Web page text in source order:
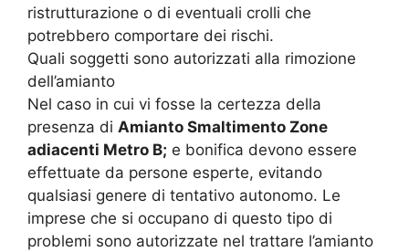
ristrutturazione o di eventuali crolli che
potrebbero comportare dei rischi.
Quali soggetti sono autorizzati alla rimozione
dell’amianto
Nel caso in cui vi fosse la certezza della
presenza di Amianto Smaltimento Zone
adiacenti Metro B; e bonifica devono essere
effettuate da persone esperte, evitando
qualsiasi genere di tentativo autonomo. Le
imprese che si occupano di questo tipo di
problemi sono autorizzate nel trattare l’amianto